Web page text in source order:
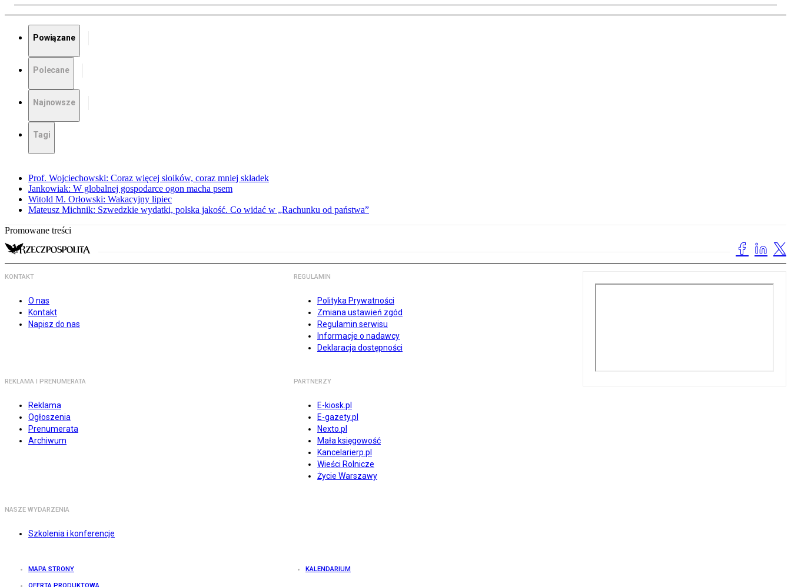
Powiązane
Polecane
Najnowsze
Tagi
Prof. Wojciechowski: Coraz więcej słoików, coraz mniej składek
Jankowiak: W globalnej gospodarce ogon macha psem
Witold M. Orłowski: Wakacyjny lipiec
Mateusz Michnik: Szwedzkie wydatki, polska jakość. Co widać w „Rachunku od państwa”
Promowane treści
KONTAKT
O nas
Kontakt
Napisz do nas
REGULAMIN
Polityka Prywatności
Zmiana ustawień zgód
Regulamin serwisu
Informacje o nadawcy
Deklaracja dostępności
REKLAMA I PRENUMERATA
Reklama
Ogłoszenia
Prenumerata
Archiwum
PARTNERZY
E-kiosk.pl
E-gazety.pl
Nexto.pl
Mała księgowość
Kancelarierp.pl
Wieści Rolnicze
Życie Warszawy
NASZE WYDARZENIA
Szkolenia i konferencje
MAPA STRONY KALENDARIUM